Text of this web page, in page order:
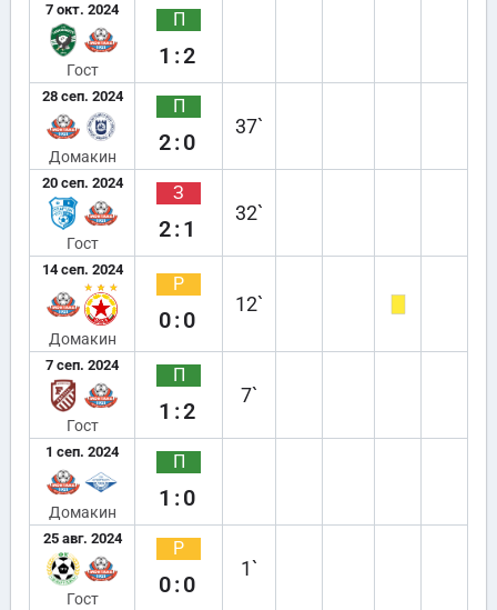
7 окт. 2024
Гост
П
1:2
28 сеп. 2024
Домакин
П
2:0
37`
20 сеп. 2024
Гост
З
2:1
32`
14 сеп. 2024
Домакин
Р
0:0
12`
7 сеп. 2024
Гост
П
1:2
7`
1 сеп. 2024
Домакин
П
1:0
25 авг. 2024
Гост
Р
0:0
1`